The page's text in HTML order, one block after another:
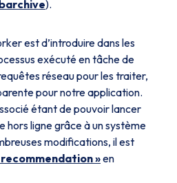
).
est d’introduire dans les
exécuté en tâche de
réseau pour les traiter,
pour notre application.
étant de pouvoir lancer
hors ligne grâce à un système
modifications, il est
»en